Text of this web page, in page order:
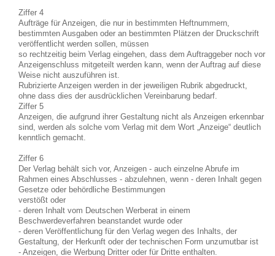
Ziffer 4
Aufträge für Anzeigen, die nur in bestimmten Heftnummern,
bestimmten Ausgaben oder an bestimmten Plätzen der Druckschrift
veröffentlicht werden sollen, müssen
so rechtzeitig beim Verlag eingehen, dass dem Auftraggeber noch vor
Anzeigenschluss mitgeteilt werden kann, wenn der Auftrag auf diese
Weise nicht auszuführen ist.
Rubrizierte Anzeigen werden in der jeweiligen Rubrik abgedruckt,
ohne dass dies der ausdrücklichen Vereinbarung bedarf.
Ziffer 5
Anzeigen, die aufgrund ihrer Gestaltung nicht als Anzeigen erkennbar
sind, werden als solche vom Verlag mit dem Wort „Anzeige“ deutlich
kenntlich gemacht.
Ziffer 6
Der Verlag behält sich vor, Anzeigen - auch einzelne Abrufe im
Rahmen eines Abschlusses - abzulehnen, wenn - deren Inhalt gegen
Gesetze oder behördliche Bestimmungen
verstößt oder
- deren Inhalt vom Deutschen Werberat in einem
Beschwerdeverfahren beanstandet wurde oder
- deren Veröffentlichung für den Verlag wegen des Inhalts, der
Gestaltung, der Herkunft oder der technischen Form unzumutbar ist
- Anzeigen, die Werbung Dritter oder für Dritte enthalten.